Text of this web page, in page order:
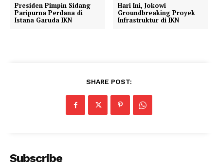
Presiden Pimpin Sidang
Paripurna Perdana di
Istana Garuda IKN
Hari Ini, Jokowi
Groundbreaking Proyek
Infrastruktur di IKN
SHARE POST:
Subscribe